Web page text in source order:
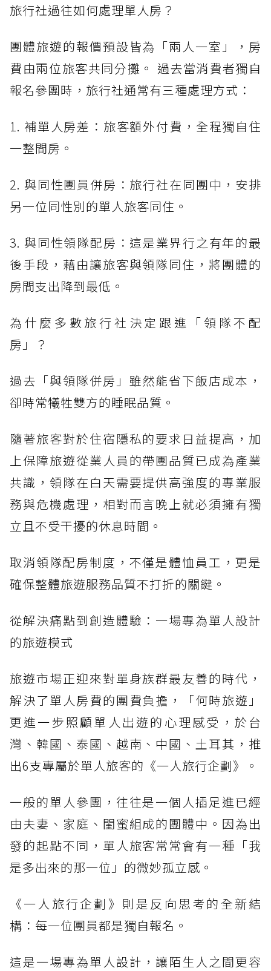
旅行社過往如何處理單人房？
團體旅遊的報價預設皆為「兩人一室」，房
費由兩位旅客共同分攤。 過去當消費者獨自
報名參團時，旅行社通常有三種處理方式：
1. 補單人房差：旅客額外付費，全程獨自住
一整間房。
2. 與同性團員併房：旅行社在同團中，安排
另一位同性別的單人旅客同住。
3. 與同性領隊配房：這是業界行之有年的最
後手段，藉由讓旅客與領隊同住，將團體的
房間支出降到最低。
為什麼多數旅行社決定跟進「領隊不配
房」？
過去「與領隊併房」雖然能省下飯店成本，
卻時常犧牲雙方的睡眠品質。
隨著旅客對於住宿隱私的要求日益提高，加
上保障旅遊從業人員的帶團品質已成為產業
共識，領隊在白天需要提供高強度的專業服
務與危機處理，相對而言晚上就必須擁有獨
立且不受干擾的休息時間。
取消領隊配房制度，不僅是體恤員工，更是
確保整體旅遊服務品質不打折的關鍵。
從解決痛點到創造體驗：一場專為單人設計
的旅遊模式
旅遊市場正迎來對單身族群最友善的時代，
解決了單人房費的團費負擔，「何時旅遊」
更進一步照顧單人出遊的心理感受，於台
灣、韓國、泰國、越南、中國、土耳其，推
出6支專屬於單人旅客的《一人旅行企劃》。
一般的單人參團，往往是一個人插足進已經
由夫妻、家庭、閨蜜組成的團體中。因為出
發的起點不同，單人旅客常常會有一種「我
是多出來的那一位」的微妙孤立感。
《一人旅行企劃》則是反向思考的全新結
構：每一位團員都是獨自報名。
這是一場專為單人設計，讓陌生人之間更容